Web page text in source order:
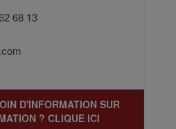
68 13
D'INFORMATION SUR
? CLIQUE ICI